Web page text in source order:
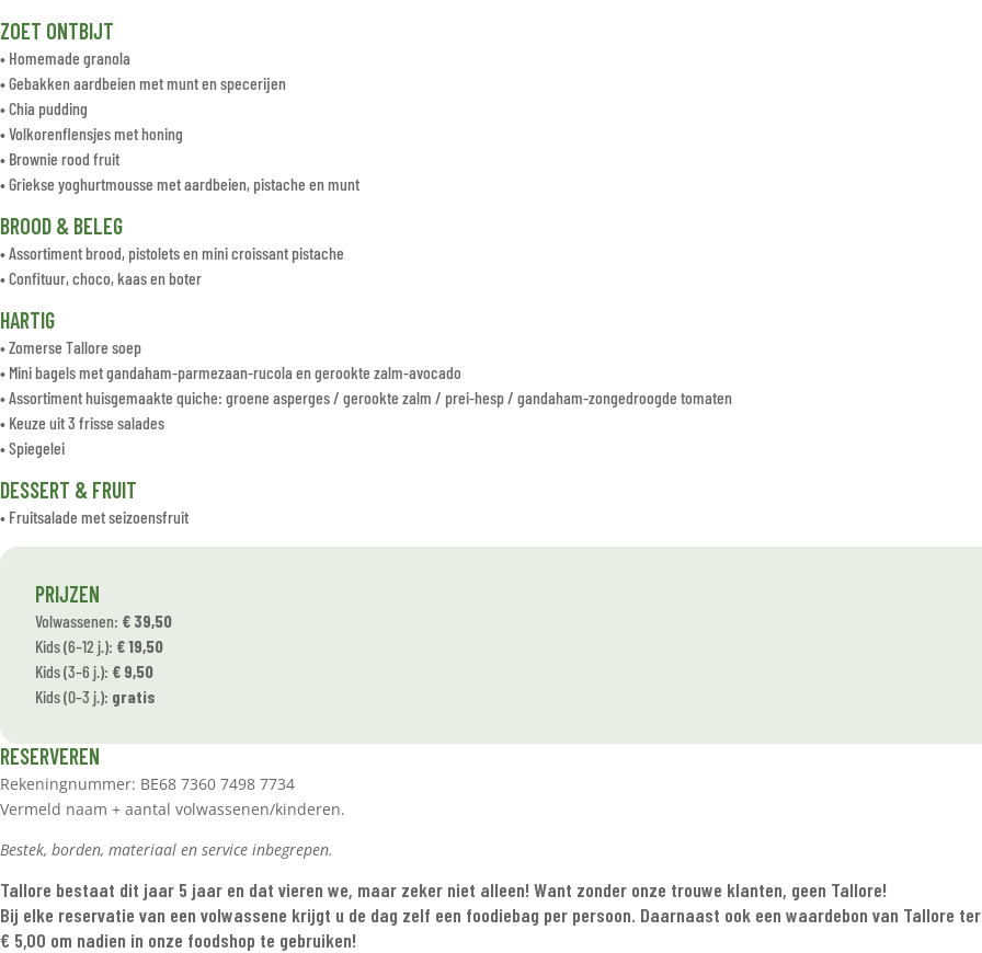
ZOET ONTBIJT
• Homemade granola
• Gebakken aardbeien met munt en specerijen
• Chia pudding
• Volkorenflensjes met honing
• Brownie rood fruit
• Griekse yoghurtmousse met aardbeien, pistache en munt
BROOD & BELEG
• Assortiment brood, pistolets en mini croissant pistache
• Confituur, choco, kaas en boter
HARTIG
• Zomerse Tallore soep
• Mini bagels met gandaham-parmezaan-rucola en gerookte zalm-avocado
• Assortiment huisgemaakte quiche: groene asperges / gerookte zalm / prei-hesp / gandaham-zongedroogde tomaten
• Keuze uit 3 frisse salades
• Spiegelei
DESSERT & FRUIT
• Fruitsalade met seizoensfruit
PRIJZEN
Volwassenen: € 39,50
Kids (6–12 j.): € 19,50
Kids (3–6 j.): € 9,50
Kids (0–3 j.): gratis
RESERVEREN
Rekeningnummer: BE68 7360 7498 7734
Vermeld naam + aantal volwassenen/kinderen.
Bestek, borden, materiaal en service inbegrepen.
Tallore bestaat dit jaar 5 jaar en dat vieren we, maar zeker niet alleen! Want zonder onze trouwe klanten, geen Tallore!
Bij elke reservatie van een volwassene krijgt u de dag zelf een foodiebag per persoon. Daarnaast ook een waardebon van Tallore
€ 5,00 om nadien in onze foodshop te gebruiken!